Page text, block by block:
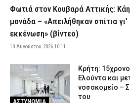
ΠΟΛΙΤΙΚΗ 10 Αυγούστου 2026 07:10
ΔΕΔΔΗΕ: Πού θα σημειωθούν
στην Αττική – Αναλυτικά ώρες και οδοί
ΕΙΔΗΣΕΙΣ 10 Αυγούστου 2026 04:00
66χρονος άνδρας
ΑΣΤΥΝΟΜΙΑ 9 Αυγούστου 2026 22:52
Τζόκερ: Αυτοί είναι οι τυχεροί
Φωτιά στον Κουβαρά Αττικής:
μονάδα – «Απειλήθηκαν σπίτια γι’
εκκένωση» (βίντεο)
10 Αυγούστου 2026 10:11
ΑΣΤΥΝΟΜΙΑ
Κρήτη:
Ελούντα και
νοσοκομείο –
του